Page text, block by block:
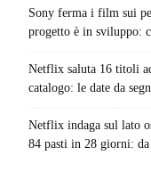
Sony ferma i film sui
progetto è in sviluppo:
Netflix saluta 16 titoli
catalogo: le date da
Netflix indaga sul lato
84 pasti in 28 giorni: da